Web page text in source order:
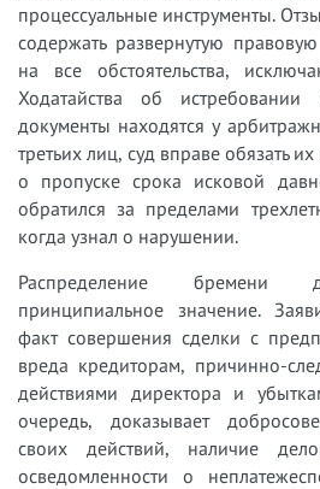
процессуальные инструменты.
содержать развернутую
на все обстоятельства,
Ходатайства об истребовании
документы находятся у
третьих лиц, суд вправе обязать
о пропуске срока исковой
обратился за пределами
когда узнал о нарушении.
Распределение бремени
принципиальное значение.
факт совершения сделки с
вреда кредиторам, причинно-
действиями директора и
очередь, доказывает
своих действий, наличие
осведомленности о